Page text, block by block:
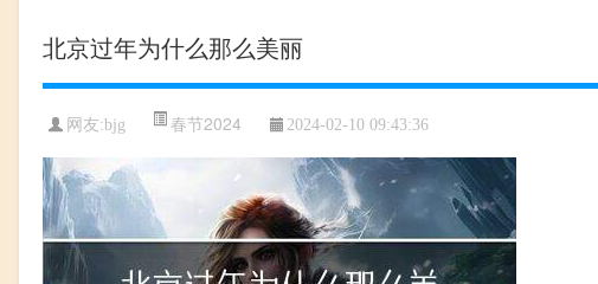
北京过年为什么那么美丽
网友:bjg 春节2024 2024-02-10 09:43:36